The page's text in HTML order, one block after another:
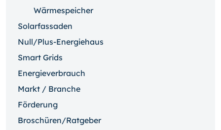
Wärmespeicher
Solarfassaden
Null/Plus-Energiehaus
Smart Grids
Energieverbrauch
Markt / Branche
Förderung
Broschüren/Ratgeber